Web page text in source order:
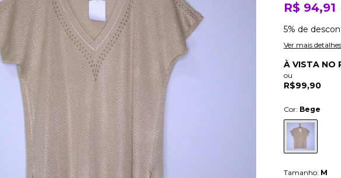
R$ 94,91
5% de
Ver mais detalhes
À VISTA NO
ou
R$99,90
Cor: Bege
Tamanho: M